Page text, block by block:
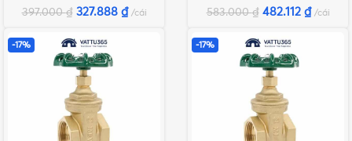
397.000₫ 327.888 ₫ cái 583.000₫ 482.112 ₫ cái
-17% -17%